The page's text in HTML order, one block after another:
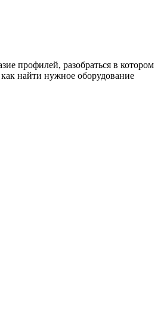
профилей, разобраться в котором
найти нужное оборудование